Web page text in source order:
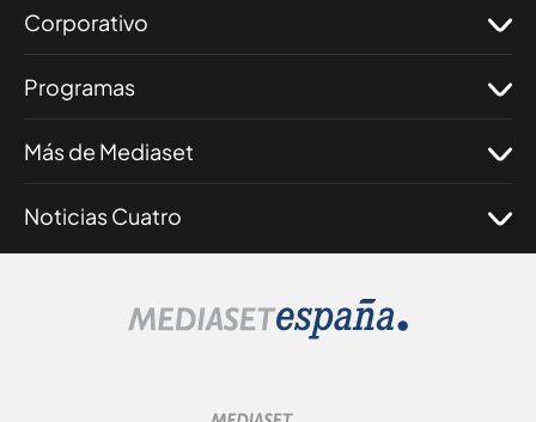
Corporativo
Programas
Más de Mediaset
Noticias Cuatro